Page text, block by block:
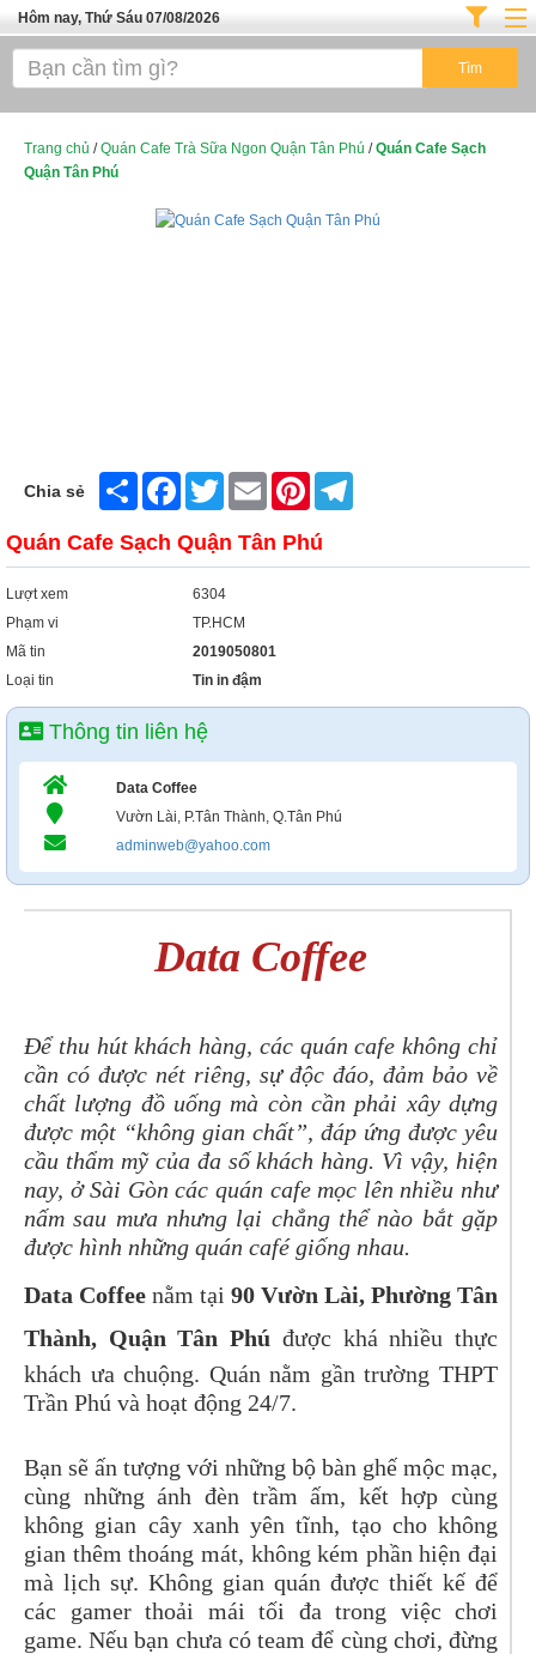
Hôm nay, Thứ Sáu 07/08/2026
Trang chủ
Cafe - Kem- Trà Sữa
Trang chủ /Quán Cafe Trà Sữa Ngon Quận Tân Phú /Quán Cafe Sạch
Quận Tân Phú
Chia sẻ Share FacebookTwitter Email Pinterest
Quán Cafe Sạch Quận Tân Phú
Lượt xem
6304
Phạm vi
TP.HCM
Mã tin
2019050801
Loại tin
Tin in đậm
Thông tin liên hệ
Data Coffee
Vườn Lài, P.Tân Thành, Q.Tân Phú
adminweb@yahoo.com
Data Coffee
Để thu hút khách hàng, các quán cafe không chỉ
cần có được nét riêng, sự độc đáo, đảm bảo về
chất lượng đồ uống mà còn cần phải xây dựng
được một “không gian chất”, đáp ứng được yêu
cầu thẩm mỹ của đa số khách hàng. Vì vậy, hiện
nay, ở Sài Gòn các quán cafe mọc lên nhiều như
nấm sau mưa nhưng lại chẳng thể nào bắt gặp
được hình những quán café giống nhau.
Data Coffee nằm tại 90 Vườn Lài, Phường Tân
Thành, Quận Tân Phú được khá nhiều thực
khách ưa chuộng. Quán nằm gần trường THPT
Trần Phú và hoạt động 24/7.
Bạn sẽ ấn tượng với những bộ bàn ghế mộc mạc,
cùng những ánh đèn trầm ấm, kết hợp cùng
không gian cây xanh yên tĩnh, tạo cho không
gian thêm thoáng mát, không kém phần hiện đại
mà lịch sự. Không gian quán được thiết kế để
các gamer thoải mái tối đa trong việc chơi
game. Nếu bạn chưa có team để cùng chơi, đừng